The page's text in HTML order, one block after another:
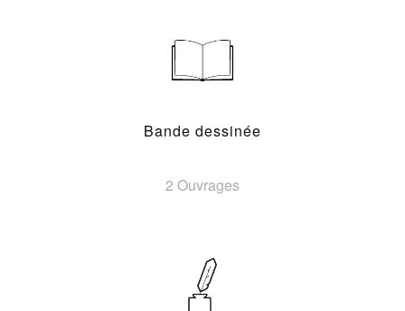
Bande dessinée
2 Ouvrages